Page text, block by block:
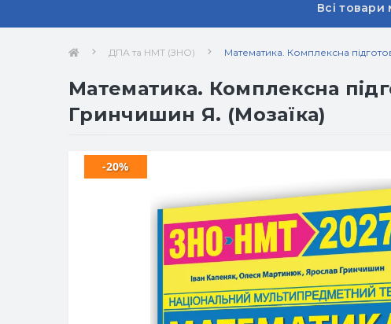
Всі товари
ДПА та НМТ (ЗНО) Математика. Комплексна
Математика. Комплексна
Гринчишин Я. (Мозаїка)
-20%